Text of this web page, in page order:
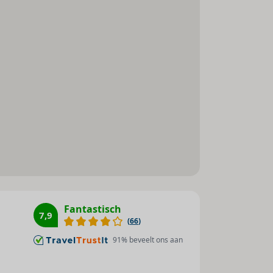
7,9 Fantastisch
(66)
91% beveelt ons aan